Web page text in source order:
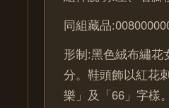
同組藏品
形制:黑色絨布繡花
分。鞋頭飾以紅花
樂」及「66」字樣。